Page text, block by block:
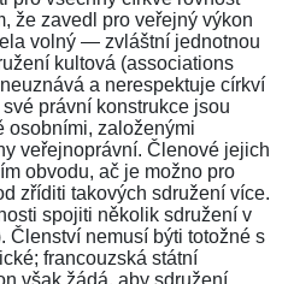
že zavedl pro veřejný výkon
volný — zvláštní jednotnou
kultová (associations
a nerespektuje církví
právní konstrukce jsou
osobními, založenými
veřejnoprávní. Členové jejich
obvodu, ač je možno pro
zříditi takových sdružení více.
spojiti několik sdružení v
Členství nemusí býti totožné s
francouzská státní
však žádá, aby sdružení